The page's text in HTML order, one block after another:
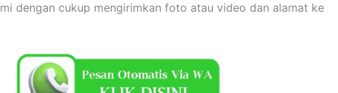
dengan cukup mengirimkan foto atau video dan alamat ke